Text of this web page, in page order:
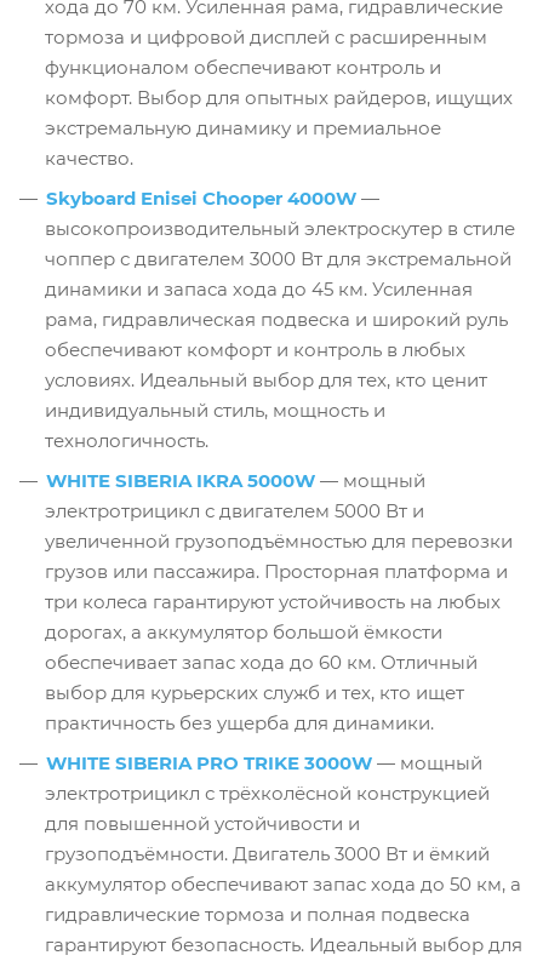
хода до 70 км. Усиленная рама, гидравлические
тормоза и цифровой дисплей с расширенным
функционалом обеспечивают контроль и
комфорт. Выбор для опытных райдеров, ищущих
экстремальную динамику и премиальное
качество.
Skyboard Enisei Chooper 4000W —
высокопроизводительный электроскутер в стиле
чоппер с двигателем 3000 Вт для экстремальной
динамики и запаса хода до 45 км. Усиленная
рама, гидравлическая подвеска и широкий руль
обеспечивают комфорт и контроль в любых
условиях. Идеальный выбор для тех, кто ценит
индивидуальный стиль, мощность и
технологичность.
WHITE SIBERIA IKRA 5000W — мощный
электротрицикл с двигателем 5000 Вт и
увеличенной грузоподъёмностью для перевозки
грузов или пассажира. Просторная платформа и
три колеса гарантируют устойчивость на любых
дорогах, а аккумулятор большой ёмкости
обеспечивает запас хода до 60 км. Отличный
выбор для курьерских служб и тех, кто ищет
практичность без ущерба для динамики.
WHITE SIBERIA PRO TRIKE 3000W — мощный
электротрицикл с трёхколёсной конструкцией
для повышенной устойчивости и
грузоподъёмности. Двигатель 3000 Вт и ёмкий
аккумулятор обеспечивают запас хода до 50 км, а
гидравлические тормоза и полная подвеска
гарантируют безопасность. Идеальный выбор для